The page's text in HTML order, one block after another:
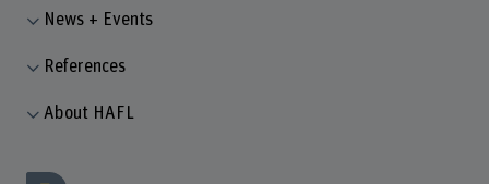
News + Events
References
About HAFL